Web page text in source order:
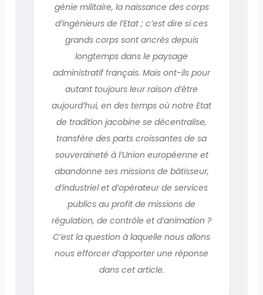
génie militaire, la naissance des corps
d’ingénieurs de l’Etat ; c’est dire si ces
grands corps sont ancrés depuis
longtemps dans le paysage
administratif français. Mais ont-ils pour
autant toujours leur raison d’être
aujourd’hui, en des temps où notre Etat
de tradition jacobine se décentralise,
transfère des parts croissantes de sa
souveraineté à l’Union européenne et
abandonne ses missions de bâtisseur,
d’industriel et d’opérateur de services
publics au profit de missions de
régulation, de contrôle et d’animation ?
C’est la question à laquelle nous allons
nous efforcer d’apporter une réponse
dans cet article.